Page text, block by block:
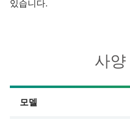
있습니다.
사양
모델